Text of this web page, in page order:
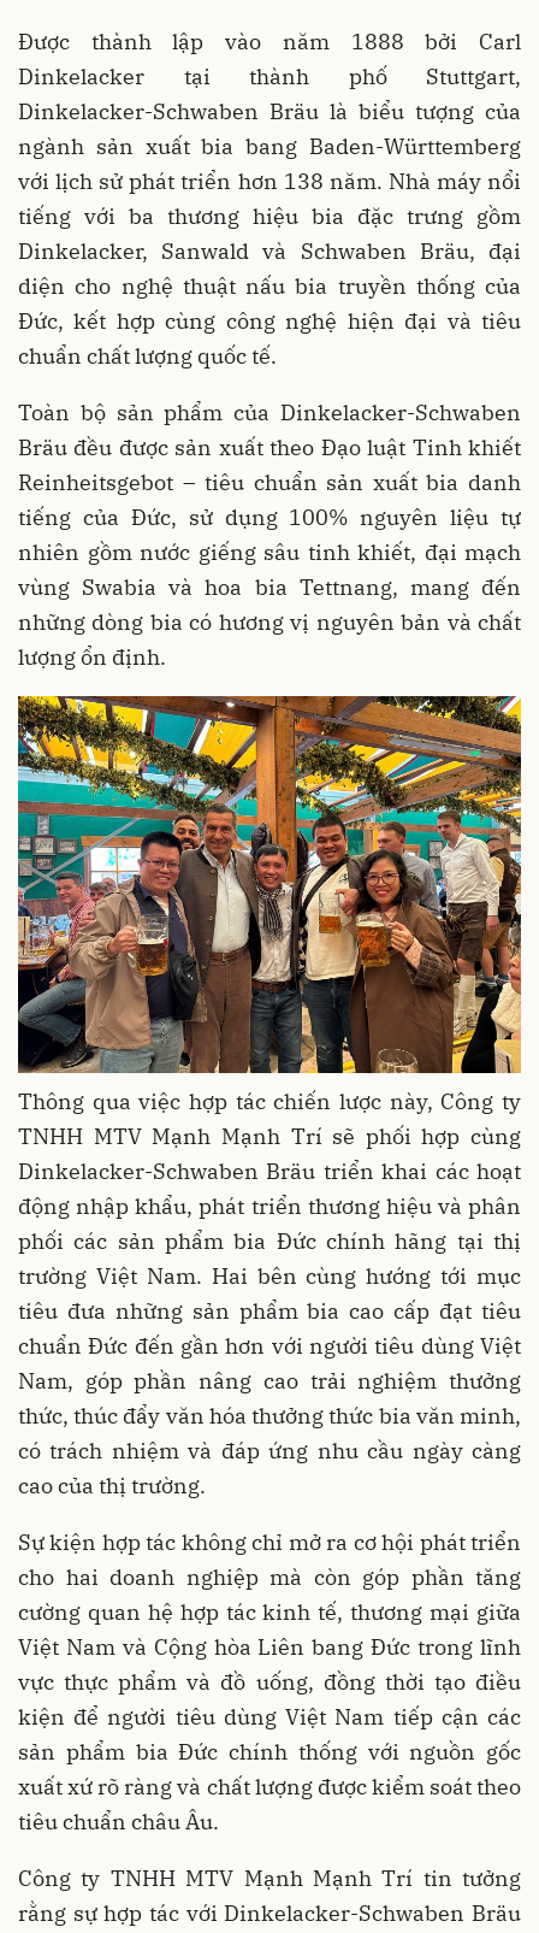
Được thành lập vào năm 1888 bởi Carl
Dinkelacker tại thành phố Stuttgart,
Dinkelacker-Schwaben Bräu là biểu tượng của
ngành sản xuất bia bang Baden-Württemberg
với lịch sử phát triển hơn 138 năm. Nhà máy nổi
tiếng với ba thương hiệu bia đặc trưng gồm
Dinkelacker, Sanwald và Schwaben Bräu, đại
diện cho nghệ thuật nấu bia truyền thống của
Đức, kết hợp cùng công nghệ hiện đại và tiêu
chuẩn chất lượng quốc tế.
Toàn bộ sản phẩm của Dinkelacker-Schwaben
Bräu đều được sản xuất theo Đạo luật Tinh khiết
Reinheitsgebot – tiêu chuẩn sản xuất bia danh
tiếng của Đức, sử dụng 100% nguyên liệu tự
nhiên gồm nước giếng sâu tinh khiết, đại mạch
vùng Swabia và hoa bia Tettnang, mang đến
những dòng bia có hương vị nguyên bản và chất
lượng ổn định.
Thông qua việc hợp tác chiến lược này, Công ty
TNHH MTV Mạnh Mạnh Trí sẽ phối hợp cùng
Dinkelacker-Schwaben Bräu triển khai các hoạt
động nhập khẩu, phát triển thương hiệu và phân
phối các sản phẩm bia Đức chính hãng tại thị
trường Việt Nam. Hai bên cùng hướng tới mục
tiêu đưa những sản phẩm bia cao cấp đạt tiêu
chuẩn Đức đến gần hơn với người tiêu dùng Việt
Nam, góp phần nâng cao trải nghiệm thưởng
thức, thúc đẩy văn hóa thưởng thức bia văn minh,
có trách nhiệm và đáp ứng nhu cầu ngày càng
cao của thị trường.
Sự kiện hợp tác không chỉ mở ra cơ hội phát triển
cho hai doanh nghiệp mà còn góp phần tăng
cường quan hệ hợp tác kinh tế, thương mại giữa
Việt Nam và Cộng hòa Liên bang Đức trong lĩnh
vực thực phẩm và đồ uống, đồng thời tạo điều
kiện để người tiêu dùng Việt Nam tiếp cận các
sản phẩm bia Đức chính thống với nguồn gốc
xuất xứ rõ ràng và chất lượng được kiểm soát theo
tiêu chuẩn châu Âu.
Công ty TNHH MTV Mạnh Mạnh Trí tin tưởng
rằng sự hợp tác với Dinkelacker-Schwaben Bräu